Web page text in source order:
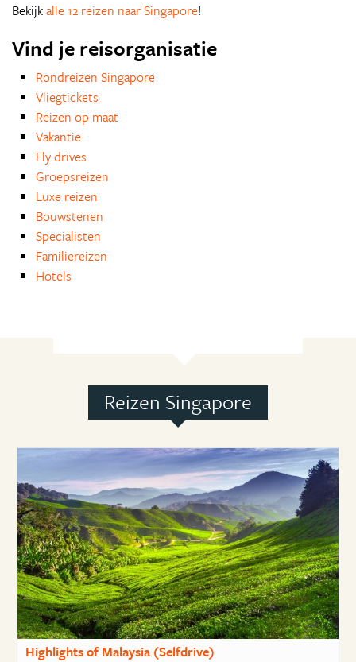
Bekijkalle 12 reizen naar Singapore!
Vind je reisorganisatie
Rondreizen Singapore
Vliegtickets
Reizen op maat
Vakantie
Fly drives
Groepsreizen
Luxe reizen
Bouwstenen
Specialisten
Familiereizen
Hotels
Reizen Singapore
Highlights of Malaysia (Selfdrive)